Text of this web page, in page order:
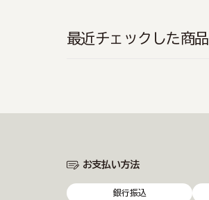
最近チェックした商品
お支払い方法
銀行振込